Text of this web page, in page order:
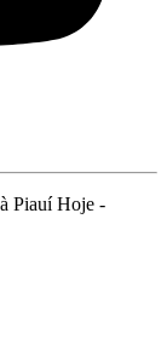
Piauí Hoje -